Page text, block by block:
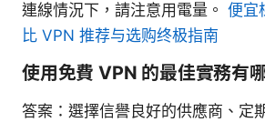
連線情況下，請注意用電量。 便宜
比 VPN 推荐与选购终极指南
使用免費 VPN 的最佳實務有
答案：選擇信譽良好的供應商、定